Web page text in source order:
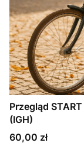
Przegląd
(IGH)
Cena
60,00 zł